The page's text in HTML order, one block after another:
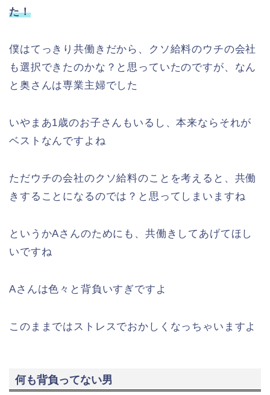
た！
僕はてっきり共働きだから、クソ給料のウチの会社
も選択できたのかな？と思っていたのですが、なん
と奥さんは専業主婦でした
いやまあ1歳のお子さんもいるし、本来ならそれが
ベストなんですよね
ただウチの会社のクソ給料のことを考えると、共働
きすることになるのでは？と思ってしまいますね
というかAさんのためにも、共働きしてあげてほし
いですね
Aさんは色々と背負いすぎですよ
このままではストレスでおかしくなっちゃいますよ
何も背負ってない男